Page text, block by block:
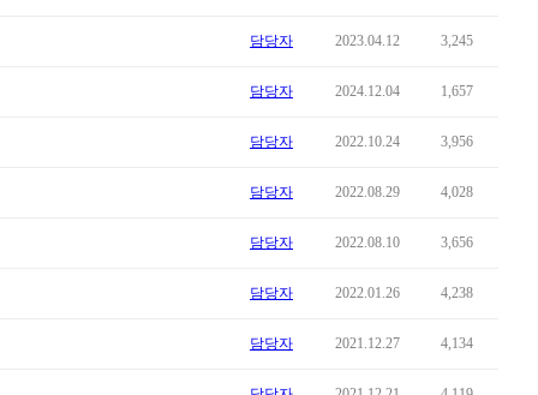
담당자 2023.04.12 3,245
담당자 2024.12.04 1,657
담당자 2022.10.24 3,956
담당자 2022.08.29 4,028
담당자 2022.08.10 3,656
담당자 2022.01.26 4,238
담당자 2021.12.27 4,134